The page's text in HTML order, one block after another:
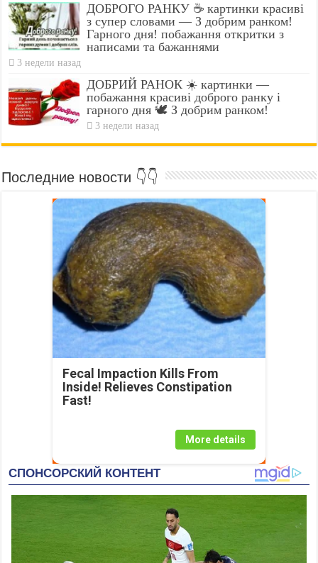
ДОБРОГО РАНКУ ☕ картинки красиві
з супер словами — З добрим ранком!
Гарного дня! побажання откритки з
написами та бажаннями
3 недели назад
ДОБРИЙ РАНОК ☀️ картинки —
побажання красиві доброго ранку і
гарного дня 🕊️ З добрим ранком!
3 недели назад
Последние новости 👇👇
Fecal Impaction Kills From
Inside! Relieves Constipation
Fast!
More details